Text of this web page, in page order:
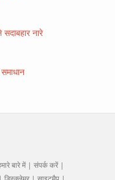
नारे
बारे में | संपर्क करें |